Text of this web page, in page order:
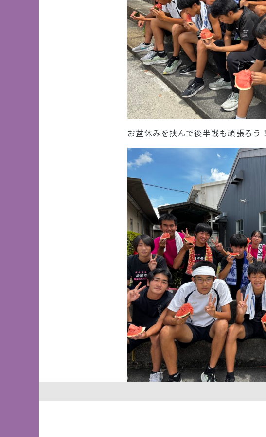
お盆休みを挟んで後半戦も頑張ろう！